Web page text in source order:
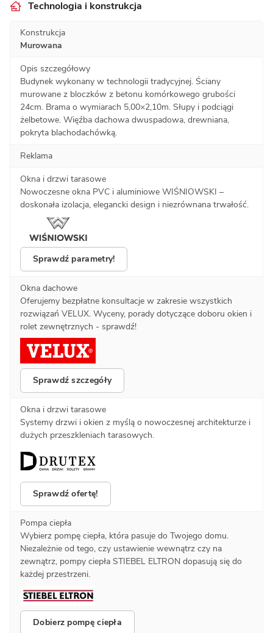
Technologia i konstrukcja
Konstrukcja
Murowana
Opis szczegółowy
Budynek wykonany w technologii tradycyjnej. Ściany
murowane z bloczków z betonu komórkowego grubości
24cm. Brama o wymiarach 5,00×2,10m. Słupy i podciągi
żelbetowe. Więźba dachowa dwuspadowa, drewniana,
pokryta blachodachówką.
Reklama
Okna i drzwi tarasowe
Nowoczesne okna PVC i aluminiowe WIŚNIOWSKI –
doskonała izolacja, elegancki design i niezrównana trwałość.
Sprawdź parametry!
Okna dachowe
Oferujemy bezpłatne konsultacje w zakresie wszystkich
rozwiązań VELUX. Wyceny, porady dotyczące doboru okien i
rolet zewnętrznych - sprawdź!
Sprawdź szczegóły
Okna i drzwi tarasowe
Systemy drzwi i okien z myślą o nowoczesnej architekturze i
dużych przeszkleniach tarasowych.
Sprawdź ofertę!
Pompa ciepła
Wybierz pompę ciepła, która pasuje do Twojego domu.
Niezależnie od tego, czy ustawienie wewnątrz czy na
zewnątrz, pompy ciepła STIEBEL ELTRON dopasują się do
każdej przestrzeni.
Dobierz pompę ciepła